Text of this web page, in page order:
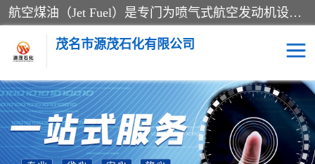
航空煤油（Jet Fuel）是专门为喷气式航空发动机设计的高纯度燃料，主要分为Jet A、Jet A-1和Jet B等类型。其特点是闪点高、低温流动性好，并添加了抗静电剂和抗氧化剂以确保飞行安全。航空煤油需
茂名市源茂石化有限公司
RP3航空煤油 D20+D30溶剂油
D40+D60溶剂油 D80+D100溶剂油